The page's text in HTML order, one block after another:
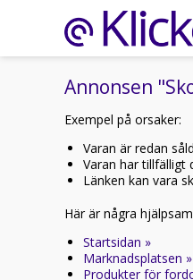
Annonsen
Exempel på orsaker:
Varan är redan
Varan har tillfälligt
Länken kan vara
Här är några
Startsidan »
Marknadsplatsen »
Produkter för